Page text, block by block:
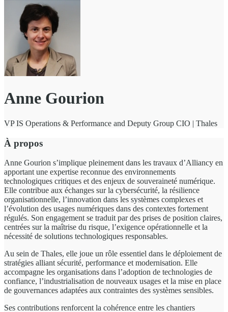
Anne Gourion
VP IS Operations & Performance and Deputy Group CIO | Thales
À propos
Anne Gourion s’implique pleinement dans les travaux d’Alliancy en
apportant une expertise reconnue des environnements
technologiques critiques et des enjeux de souveraineté numérique.
Elle contribue aux échanges sur la cybersécurité, la résilience
organisationnelle, l’innovation dans les systèmes complexes et
l’évolution des usages numériques dans des contextes fortement
régulés. Son engagement se traduit par des prises de position claires,
centrées sur la maîtrise du risque, l’exigence opérationnelle et la
nécessité de solutions technologiques responsables.
Au sein de Thales, elle joue un rôle essentiel dans le déploiement de
stratégies alliant sécurité, performance et modernisation. Elle
accompagne les organisations dans l’adoption de technologies de
confiance, l’industrialisation de nouveaux usages et la mise en place
de gouvernances adaptées aux contraintes des systèmes sensibles.
Ses contributions renforcent la cohérence entre les chantiers